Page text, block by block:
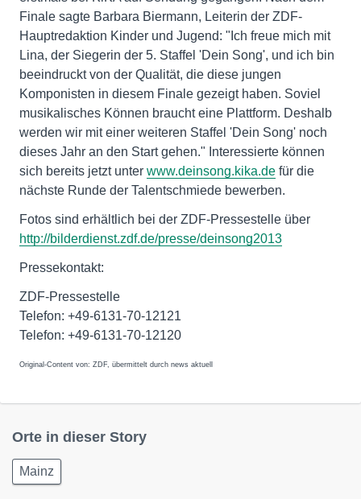
Finale sagte Barbara Biermann, Leiterin der ZDF-
Hauptredaktion Kinder und Jugend: "Ich freue mich mit
Lina, der Siegerin der 5. Staffel 'Dein Song', und ich bin
beeindruckt von der Qualität, die diese jungen
Komponisten in diesem Finale gezeigt haben. Soviel
musikalisches Können braucht eine Plattform. Deshalb
werden wir mit einer weiteren Staffel 'Dein Song' noch
dieses Jahr an den Start gehen." Interessierte können
sich bereits jetzt unter www.deinsong.kika.de für die
nächste Runde der Talentschmiede bewerben.
Fotos sind erhältlich bei der ZDF-Pressestelle über
http://bilderdienst.zdf.de/presse/deinsong2013
Pressekontakt:
ZDF-Pressestelle
Telefon: +49-6131-70-12121
Telefon: +49-6131-70-12120
Original-Content von: ZDF, übermittelt durch news aktuell
Orte in dieser Story
Mainz